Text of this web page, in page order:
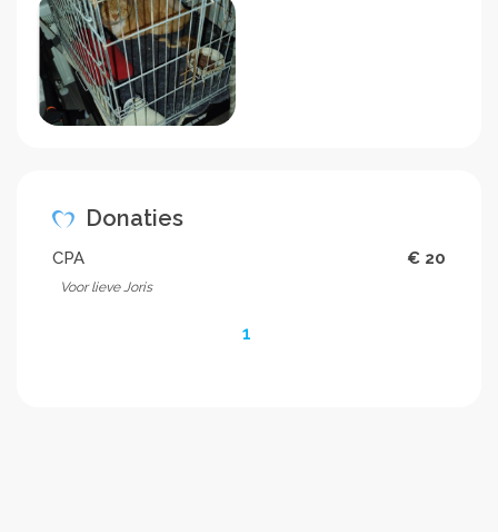
Donaties
CPA € 20
Voor lieve Joris
1